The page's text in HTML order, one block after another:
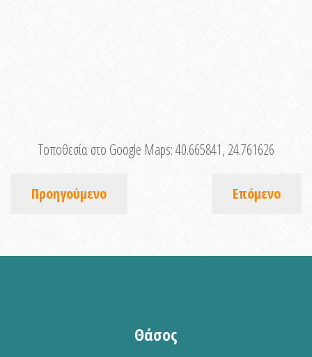
Τοποθεσία στο Google Maps:40.665841, 24.761626
Προηγούμενο Επόμενο
Θάσος